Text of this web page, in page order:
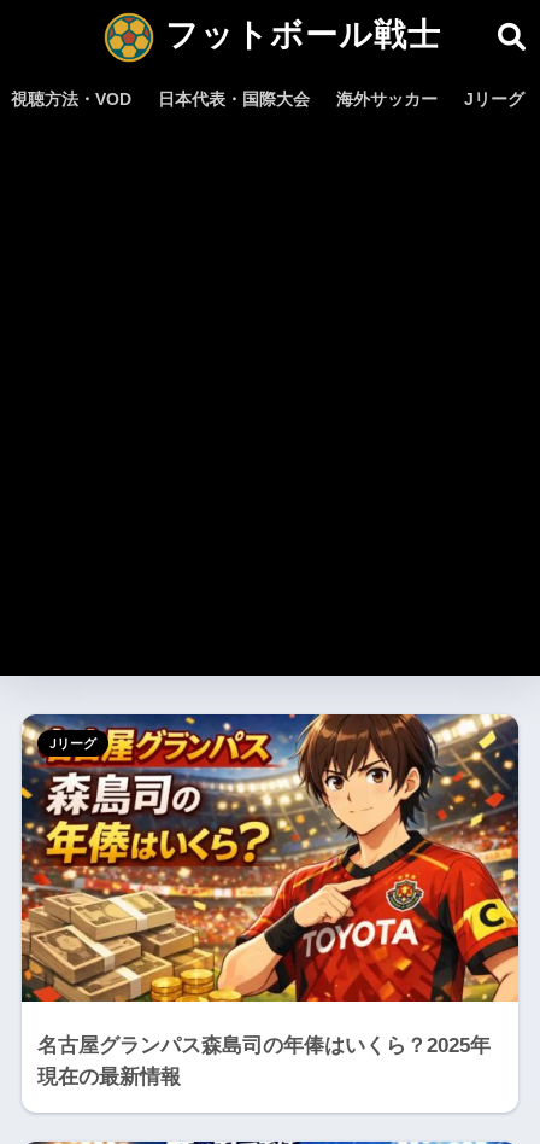
フットボール戦士
視聴方法・VOD 日本代表・国際大会 海外サッカー Jリーグ
名古屋グランパス森島司の年俸はいくら？2025年
現在の最新情報
Jリーグ